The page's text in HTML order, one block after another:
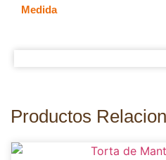
Medida
Productos